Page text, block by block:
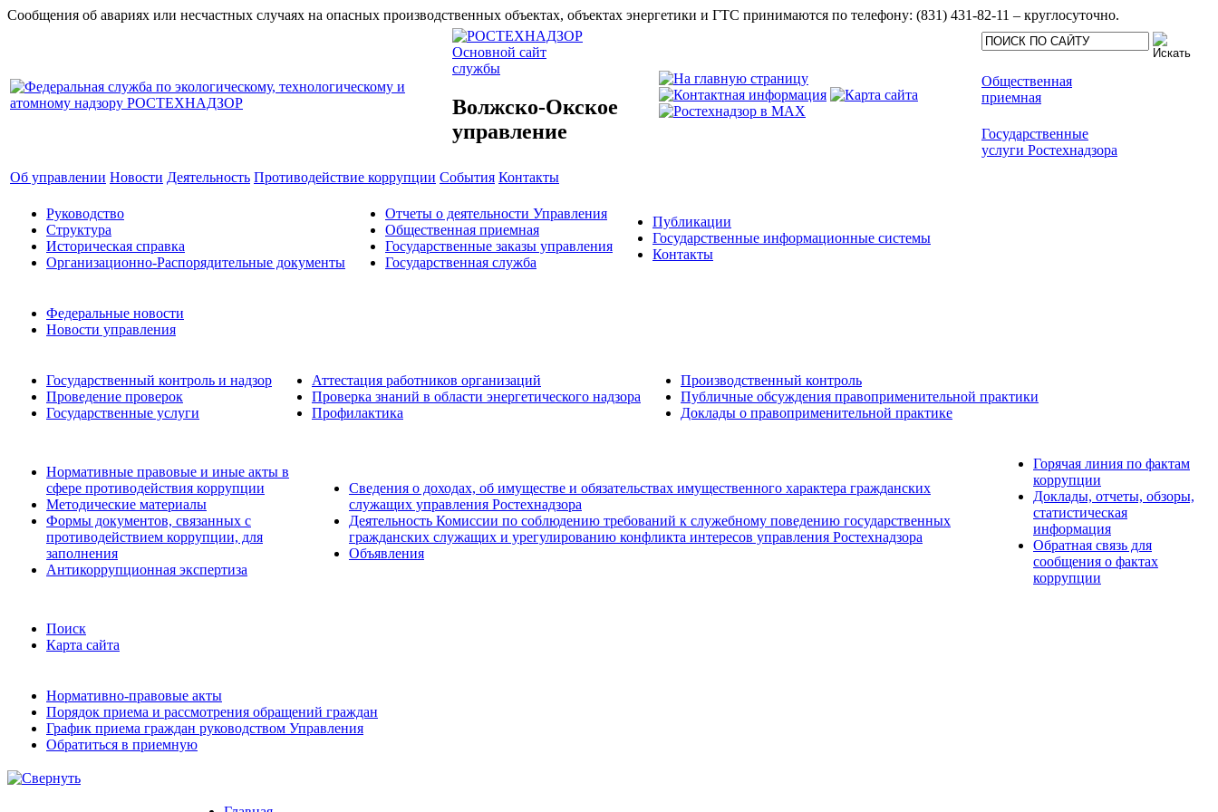
Сообщения об авариях или несчастных случаях на опасных производственных объектах, объектах энергетики и ГТС принимаются по телефону: (831) 431-82-11 – круглосуточно.
Основной сайт
службы
Волжско-Окское
управление
Общественная
приемная
Государственные
услуги Ростехнадзора
Об управлении Новости Деятельность Противодействие коррупции События Контакты
Руководство
Структура
Историческая справка
Организационно-Распорядительные документы
Отчеты о деятельности Управления
Общественная приемная
Государственные заказы управления
Государственная служба
Публикации
Государственные информационные системы
Контакты
Федеральные новости
Новости управления
Государственный контроль и надзор
Проведение проверок
Государственные услуги
Аттестация работников организаций
Проверка знаний в области энергетического надзора
Профилактика
Производственный контроль
Публичные обсуждения правоприменительной практики
Доклады о правоприменительной практике
Нормативные правовые и иные акты в
сфере противодействия коррупции
Методические материалы
Формы документов, связанных с
противодействием коррупции, для
заполнения
Антикоррупционная экспертиза
Сведения о доходах, об имуществе и обязательствах имущественного характера гражданских
служащих управления Ростехнадзора
Деятельность Комиссии по соблюдению требований к служебному поведению государственных
гражданских служащих и урегулированию конфликта интересов управления Ростехнадзора
Объявления
Горячая линия по фактам
коррупции
Доклады, отчеты, обзоры,
статистическая
информация
Обратная связь для
сообщения о фактах
коррупции
Поиск
Карта сайта
Нормативно-правовые акты
Порядок приема и рассмотрения обращений граждан
График приема граждан руководством Управления
Обратиться в приемную